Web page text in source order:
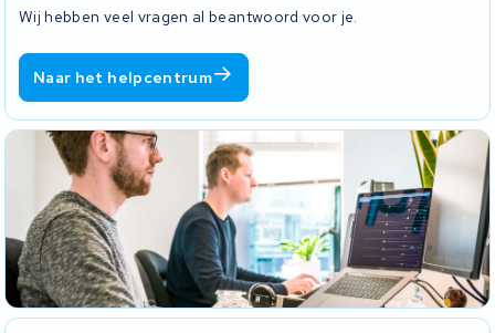
Wij hebben veel vragen al beantwoord voor je.
Naar het helpcentrum